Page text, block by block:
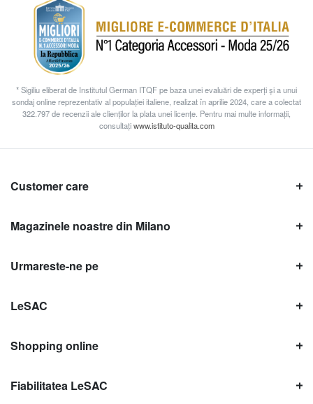
* Sigiliu eliberat de Institutul German ITQF pe baza unei evaluări de experți și a unui
sondaj online reprezentativ al populației italiene, realizat în aprilie 2024, care a colectat
322.797 de recenzii ale clienților la plata unei licențe. Pentru mai multe informații,
consultațiwww.istituto-qualita.com
Customer care
Magazinele noastre din Milano
Urmareste-ne pe
LeSAC
Shopping online
Fiabilitatea LeSAC